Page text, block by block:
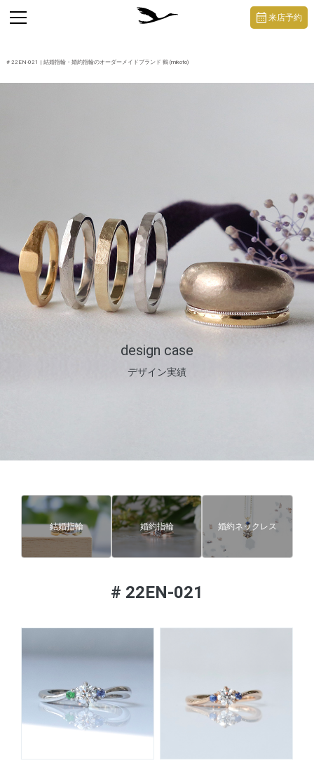
# 22EN-021 | 結婚指輪・婚約指輪のオーダーメイドブランド 鶴 (mikoto)
design case
デザイン実績
toggle
navigation
来店予約
結婚指輪 婚約指輪 婚約ネックレス
# 22EN-021